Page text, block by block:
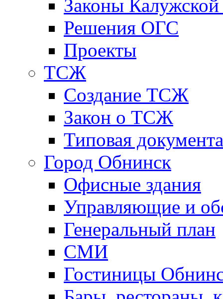
Законы Калужской
Решения ОГС
Проекты
ТСЖ
Создание ТСЖ
Закон о ТСЖ
Типовая
Город Обнинск
Офисные здания
Управляющие и
Генеральный план
СМИ
Гостиницы